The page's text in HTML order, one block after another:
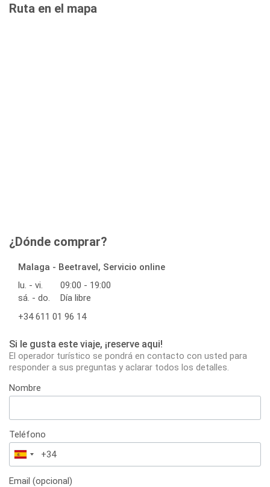
Ruta en el mapa
¿Dónde comprar?
Malaga - Beetravel, Servicio online
lu. - vi.
09:00 - 19:00
sá. - do.
Día libre
+34 611 01 96 14
Si le gusta este viaje, ¡reserve aqui!
El operador turístico se pondrá en contacto con usted para
responder a sus preguntas y aclarar todos los detalles.
Nombre
Teléfono
España
+34
Email (opcional)